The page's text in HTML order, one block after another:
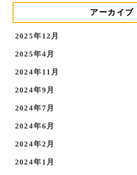
アーカイブ
2025年12月
2025年4月
2024年11月
2024年9月
2024年7月
2024年6月
2024年2月
2024年1月